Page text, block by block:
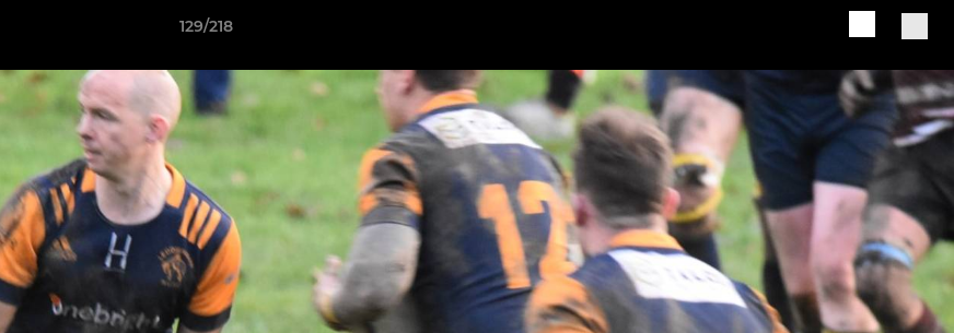
129/218